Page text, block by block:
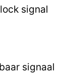
signal
signaal